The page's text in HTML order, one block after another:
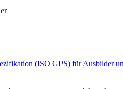
(ISO GPS) für Ausbilder